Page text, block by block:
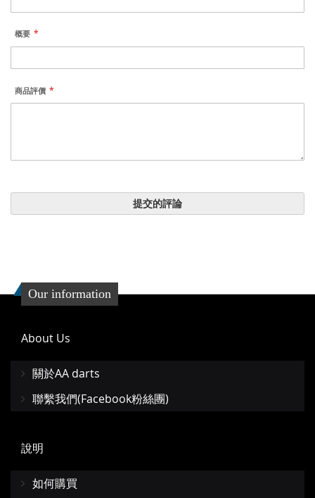
概要
商品評價
提交的評論
Our information
About Us
關於AA darts
聯繫我們(Facebook粉絲團)
說明
如何購買